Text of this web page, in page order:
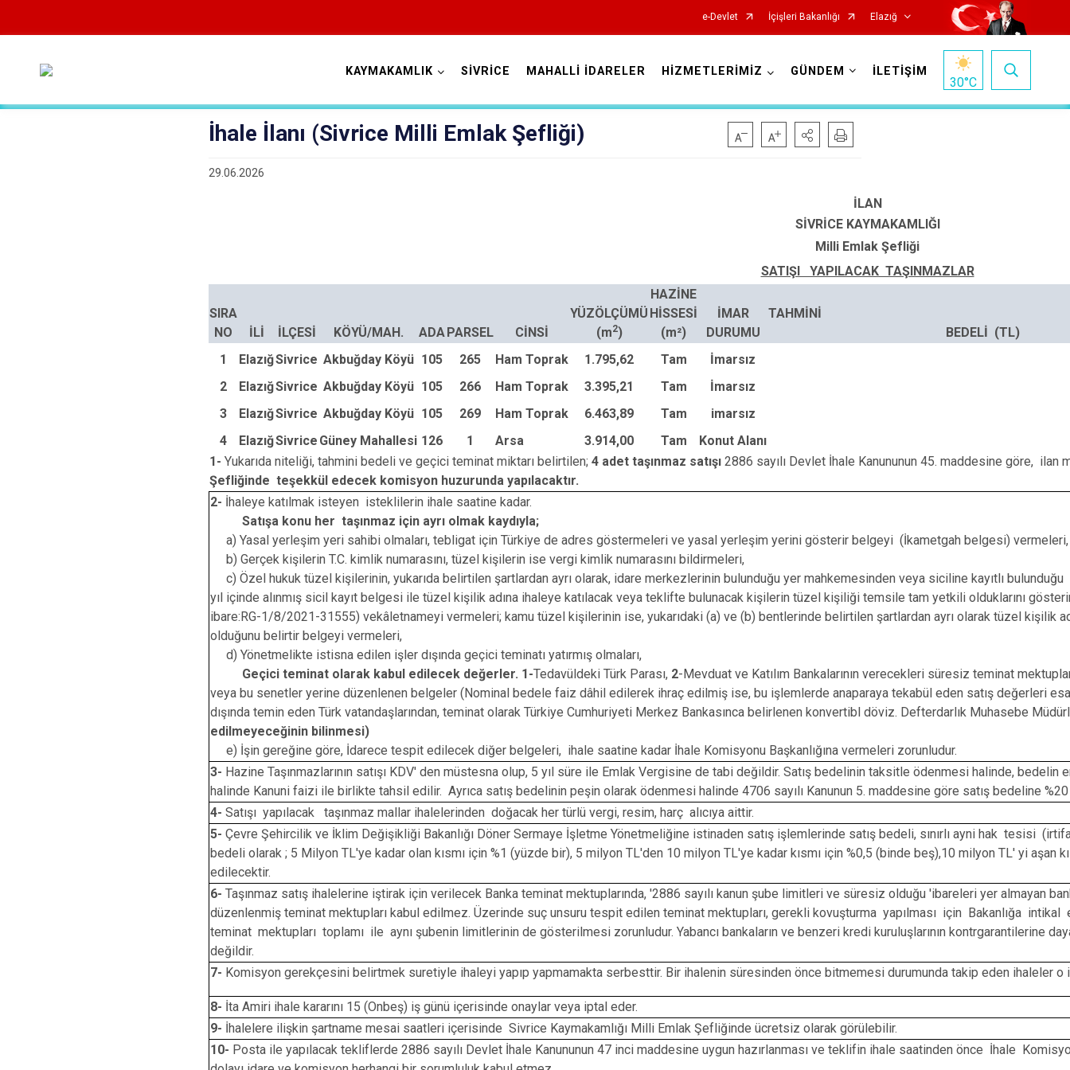
e-Devlet İçişleri Bakanlığı Elazığ
Alacakaya
Arıcak
Baskil
Karakoçan
Keban
KAYMAKAMLIK SİVRİCE MAHALLİ İDARELER HİZMETLERİMİZ GÜNDEM İLETİŞİM
30°C
İhale İlanı (Sivrice Milli Emlak Şefliği)
29.06.2026
İLAN
SİVRİCE KAYMAKAMLIĞI
Milli Emlak Şefliği
SATIŞI YAPILACAK TAŞINMAZLAR
SIRA
NO
İLİ İLÇESİ KÖYÜ/MAH. ADAPARSEL CİNSİ
YÜZÖLÇÜMÜ
(m2)
HAZİNE
HİSSESİ
(m²)
İMAR
DURUMU
BEDELİ (TL)
1
ElazığSivrice Akbuğday Köyü 105 265 Ham Toprak 1.795,62 Tam
İmarsız
2
ElazığSivrice Akbuğday Köyü 105 266 Ham Toprak 3.395,21 Tam
İmarsız
3
ElazığSivrice Akbuğday Köyü 105 269 Ham Toprak 6.463,89 Tam
imarsız
4
ElazığSivrice Güney Mahallesi 126 1 Arsa 3.914,00 Tam
Konut Alanı
1- Yukarıda niteliği, tahmini bedeli ve geçici teminat miktarı belirtilen; 4 adet taşınmaz satışı 2886 sayılı Devlet İhale Kanununun 45. maddesine göre,
Şefliğinde teşekkül edecek komisyon huzurunda yapılacaktır.
2- İhaleye katılmak isteyen isteklilerin ihale saatine kadar.
Satışa konu her taşınmaz için ayrı olmak kaydıyla;
a) Yasal yerleşim yeri sahibi olmaları, tebligat için Türkiye de adres göstermeleri ve yasal yerleşim yerini gösterir belgeyi (İkametgah belgesi) vermeleri,
b) Gerçek kişilerin T.C. kimlik numarasını, tüzel kişilerin ise vergi kimlik numarasını bildirmeleri,
c) Özel hukuk tüzel kişilerinin, yukarıda belirtilen şartlardan ayrı olarak, idare merkezlerinin bulunduğu yer mahkemesinden veya siciline kayıtlı
yıl içinde alınmış sicil kayıt belgesi ile tüzel kişilik adına ihaleye katılacak veya teklifte bulunacak kişilerin tüzel kişiliği temsile tam yetkili olduklarını
ibare:RG-1/8/2021-31555) vekâletnameyi vermeleri; kamu tüzel kişilerinin ise, yukarıdaki (a) ve (b) bentlerinde belirtilen şartlardan ayrı olarak tüzel
olduğunu belirtir belgeyi vermeleri,
d) Yönetmelikte istisna edilen işler dışında geçici teminatı yatırmış olmaları,
Geçici teminat olarak kabul edilecek değerler. 1-Tedavüldeki Türk Parası, 2-Mevduat ve Katılım Bankalarının verecekleri süresiz teminat
veya bu senetler yerine düzenlenen belgeler (Nominal bedele faiz dâhil edilerek ihraç edilmiş ise, bu işlemlerde anaparaya tekabül eden satış değerleri
dışında temin eden Türk vatandaşlarından, teminat olarak Türkiye Cumhuriyeti Merkez Bankasınca belirlenen konvertibl döviz. Defterdarlık Muhasebe
edilmeyeceğinin bilinmesi)
e) İşin gereğine göre, İdarece tespit edilecek diğer belgeleri, ihale saatine kadar İhale Komisyonu Başkanlığına vermeleri zorunludur.
3- Hazine Taşınmazlarının satışı KDV' den müstesna olup, 5 yıl süre ile Emlak Vergisine de tabi değildir. Satış bedelinin taksitle ödenmesi halinde,
halinde Kanuni faizi ile birlikte tahsil edilir. Ayrıca satış bedelinin peşin olarak ödenmesi halinde 4706 sayılı Kanunun 5. maddesine göre satış bedeline %20
4- Satışı yapılacak taşınmaz mallar ihalelerinden doğacak her türlü vergi, resim, harç alıcıya aittir.
5- Çevre Şehircilik ve İklim Değişikliği Bakanlığı Döner Sermaye İşletme Yönetmeliğine istinaden satış işlemlerinde satış bedeli, sınırlı ayni hak tesisi
bedeli olarak ; 5 Milyon TL'ye kadar olan kısmı için %1 (yüzde bir), 5 milyon TL'den 10 milyon TL'ye kadar kısmı için %0,5 (binde beş),10 milyon TL' yi aşan
edilecektir.
6- Taşınmaz satış ihalelerine iştirak için verilecek Banka teminat mektuplarında, '2886 sayılı kanun şube limitleri ve süresiz olduğu 'ibareleri yer almayan
düzenlenmiş teminat mektupları kabul edilmez. Üzerinde suç unsuru tespit edilen teminat mektupları, gerekli kovuşturma yapılması için Bakanlığa
teminat mektupları toplamı ile aynı şubenin limitlerinin de gösterilmesi zorunludur. Yabancı bankaların ve benzeri kredi kuruluşlarının kontrgarantilerine
değildir.
7- Komisyon gerekçesini belirtmek suretiyle ihaleyi yapıp yapmamakta serbesttir. Bir ihalenin süresinden önce bitmemesi durumunda takip eden ihaleler o
8- İta Amiri ihale kararını 15 (Onbeş) iş günü içerisinde onaylar veya iptal eder.
9- İhalelere ilişkin şartname mesai saatleri içerisinde Sivrice Kaymakamlığı Milli Emlak Şefliğinde ücretsiz olarak görülebilir.
10- Posta ile yapılacak tekliflerde 2886 sayılı Devlet İhale Kanununun 47 inci maddesine uygun hazırlanması ve teklifin ihale saatinden önce İhale